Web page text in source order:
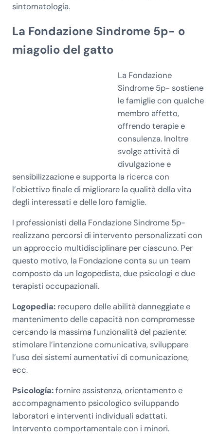
sintomatologia.
La Fondazione Sindrome 5p- o
miagolio del gatto
La Fondazione
Sindrome 5p- sostiene
le famiglie con qualche
membro affetto,
offrendo terapie e
consulenza. Inoltre
svolge attività di
divulgazione e
sensibilizzazione e supporta la ricerca con
l’obiettivo finale di migliorare la qualità della vita
degli interessati e delle loro famiglie.
I professionisti della Fondazione Sindrome 5p-
realizzano percorsi di intervento personalizzati con
un approccio multidisciplinare per ciascuno. Per
questo motivo, la Fondazione conta su un team
composto da un logopedista, due psicologi e due
terapisti occupazionali.
Logopedia:recupero delle abilità danneggiate e
mantenimento delle capacità non compromesse
cercando la massima funzionalità del paziente:
stimolare l’intenzione comunicativa, sviluppare
l’uso dei sistemi aumentativi di comunicazione,
ecc.
Psicología:fornire assistenza, orientamento e
accompagnamento psicologico sviluppando
laboratori e interventi individuali adattati.
Intervento comportamentale con i minori.